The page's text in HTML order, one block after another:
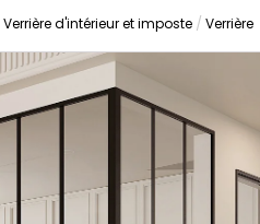
Verrière d'intérieur et imposte Verrière